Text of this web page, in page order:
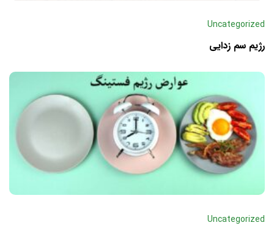
Uncategorized
رژیم سم زدایی
Uncategorized